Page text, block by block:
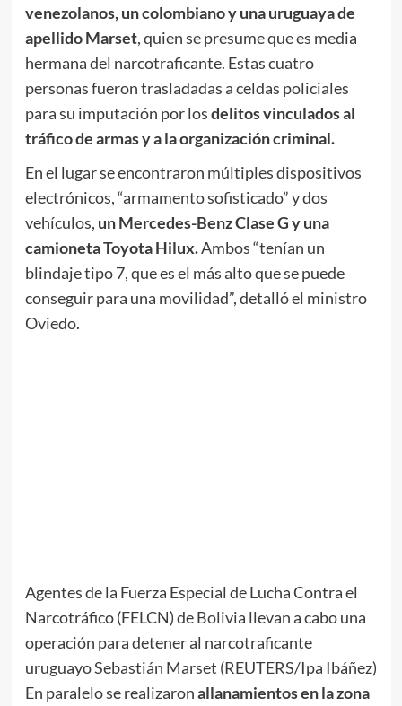
venezolanos, un colombiano y una uruguaya de
apellido Marset, quien se presume que es media
hermana del narcotraficante. Estas cuatro
personas fueron trasladadas a celdas policiales
para su imputación por losdelitos vinculados al
tráfico de armas y a la organización criminal.
En el lugar se encontraron múltiples dispositivos
electrónicos, “armamento sofisticado” y dos
vehículos, un Mercedes-Benz Clase G y una
camioneta Toyota Hilux.Ambos “tenían un
blindaje tipo 7, que es el más alto que se puede
conseguir para una movilidad”, detalló el ministro
Oviedo.
Agentes de la Fuerza Especial de Lucha Contra el
Narcotráfico (FELCN) de Bolivia llevan a cabo una
operación para detener al narcotraficante
uruguayo Sebastián Marset (REUTERS/Ipa Ibáñez)
En paralelo se realizaronallanamientos en la zona